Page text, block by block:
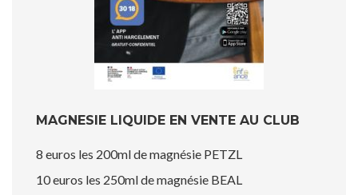
MAGNESIE LIQUIDE EN VENTE AU CLUB
8 euros les 200ml de magnésie PETZL
10 euros les 250ml de magnésie BEAL